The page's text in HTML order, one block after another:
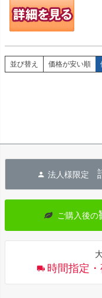
並び替え 価格が安い順
法人様限定
ご購入後の
時間指定